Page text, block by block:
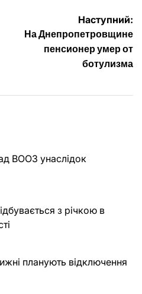
Наступний:
На Днепропетровщине
пенсионер умер от
ботулизма
ВООЗ унаслідок
з річкою в
планують відключення